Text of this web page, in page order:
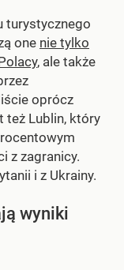
turystycznego
one nie tylko
, ale także
oprócz
też Lublin, który
z zagranicy.
i z Ukrainy.
wyniki